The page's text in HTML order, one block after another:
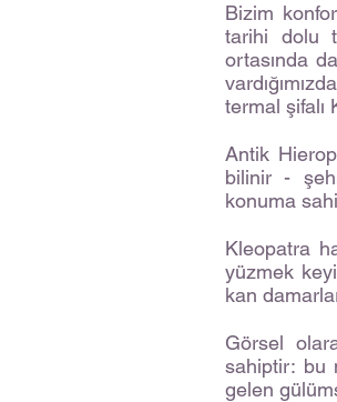
Bizim
tarihi dolu
ortasında
termal şifalı
Antik
bilinir -
konuma
Kleopatra
yüzmek
kan
Görsel
sahiptir: bu
gelen